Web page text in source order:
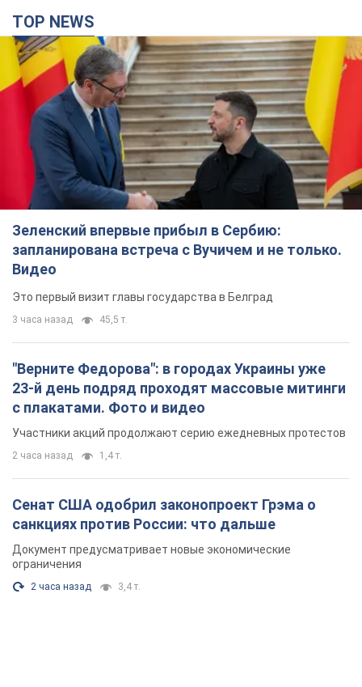
TOP NEWS
Зеленский впервые прибыл в Сербию:
запланирована встреча с Вучичем и не только.
Видео
Это первый визит главы государства в Белград
3 часа назад 45,5 т.
"Верните Федорова": в городах Украины уже
23-й день подряд проходят массовые митинги
с плакатами. Фото и видео
Участники акций продолжают серию ежедневных протестов
2 часа назад 1,4 т.
Сенат США одобрил законопроект Грэма о
санкциях против России: что дальше
Документ предусматривает новые экономические
ограничения
2 часа назад 3,4 т.